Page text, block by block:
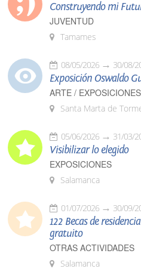
Construyendo mi
JUVENTUD
Tamames
08/05/2026 30/08/
Exposición Oswaldo
ARTE / EXPOSICIONES
Santa Marta de
05/06/2026 31/03/
Visibilizar lo elegido
EXPOSICIONES
Salamanca
01/07/2026 30/09/
122 Becas de
gratuito
OTRAS ACTIVIDADES
Salamanca